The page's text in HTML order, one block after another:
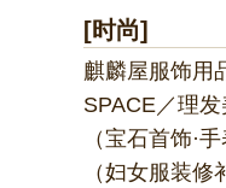
[时尚]
麒麟屋服饰用
SPACE／理
（宝石首饰·
（妇女服装